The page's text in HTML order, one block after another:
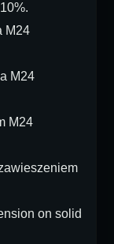
M24
M24
M24
on solid